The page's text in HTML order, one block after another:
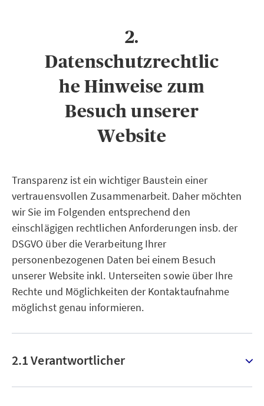
2.
Datenschutzrechtlic
he Hinweise zum
Besuch unserer
Website
Transparenz ist ein wichtiger Baustein einer
vertrauensvollen Zusammenarbeit. Daher möchten
wir Sie im Folgenden entsprechend den
einschlägigen rechtlichen Anforderungen insb. der
DSGVO über die Verarbeitung Ihrer
personenbezogenen Daten bei einem Besuch
unserer Website inkl. Unterseiten sowie über Ihre
Rechte und Möglichkeiten der Kontaktaufnahme
möglichst genau informieren.
2.1 Verantwortlicher